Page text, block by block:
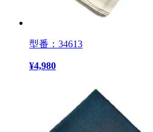
型番：34613
¥4,980